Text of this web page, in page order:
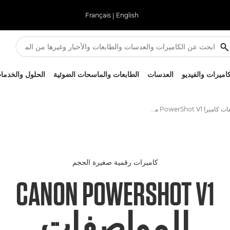
English
|
Français
والفيديو العدسات الطابعات والماسحات الضوئية الحلول
مواصفات كاميرا PowerShot V1 من Canon
كاميرات رقمية صغيرة الحجم
CANON POWERSHOT V1